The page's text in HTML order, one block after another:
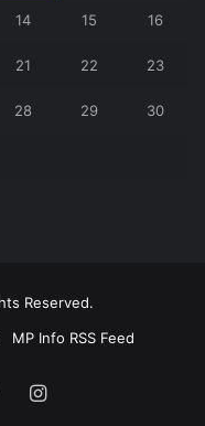
14 15 16
21 22 23
28 29 30
Reserved.
MP Info RSS Feed
Instagram